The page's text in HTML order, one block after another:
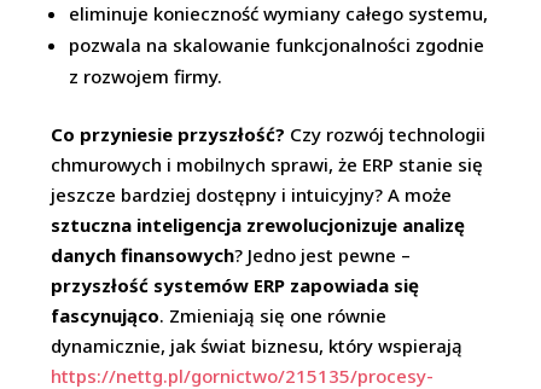
eliminuje konieczność wymiany całego systemu,
pozwala na skalowanie funkcjonalności zgodnie
z rozwojem firmy.
Co przyniesie przyszłość? Czy rozwój technologii
chmurowych i mobilnych sprawi, że ERP stanie się
jeszcze bardziej dostępny i intuicyjny? A może
sztuczna inteligencja zrewolucjonizuje analizę
danych finansowych? Jedno jest pewne –
przyszłość systemów ERP zapowiada się
fascynująco. Zmieniają się one równie
dynamicznie, jak świat biznesu, który wspierają
https://nettg.pl/gornictwo/215135/procesy-